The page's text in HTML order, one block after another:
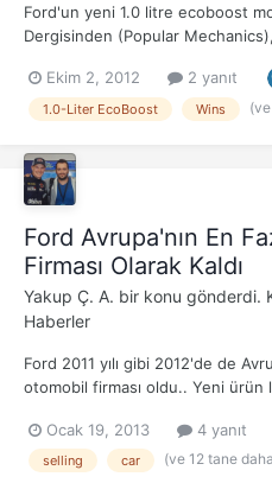
Ford'un yeni 1.0 litre ecoboost
Dergisinden (Popular
atılım ödüllerine imzasını attı .
ürün daha ödülü kazandı örneğin
Ekim 2, 2012 2 yanıt
1.0-Liter EcoBoost Wins
Ford Avrupa'nın En
Firması Olarak Kaldı
Yakup Ç. A. bir konu gönderdi.
Haberler
Ford 2011 yılı gibi 2012'de de
otomobil firması oldu.. Yeni ürün
19 Avrupa ülkesinde en çok
devam ediyor. Ford satışları
Ocak 19, 2013 4 yanıt
selling car (ve 12 tane